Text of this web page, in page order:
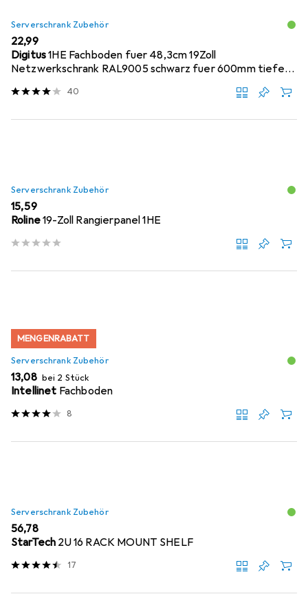
Serverschrank Zubehör
EUR
22,99
Digitus1HE Fachboden fuer 48,3cm 19Zoll
Netzwerkschrank RAL9005 schwarz fuer 600mm tiefe
40
Serverschrank Zubehör
EUR
15,59
Roline19-Zoll Rangierpanel 1HE
MENGENRABATT
Serverschrank Zubehör
EUR
13,08 bei 2 Stück
Intellinet Fachboden
8
Serverschrank Zubehör
EUR
56,78
StarTech 2U 16 RACK MOUNT SHELF
17